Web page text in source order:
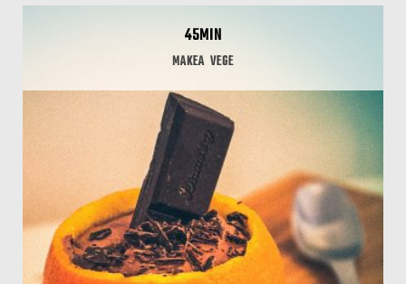
45MIN
MAKEA VEGE